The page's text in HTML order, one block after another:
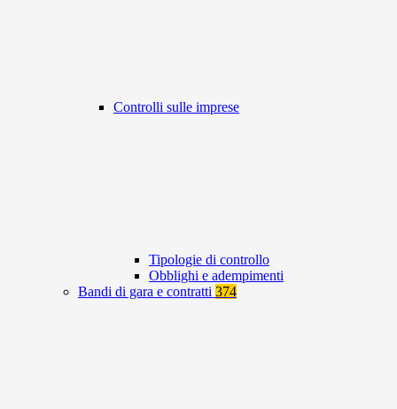
Controlli sulle imprese
Tipologie di controllo
Obblighi e adempimenti
Bandi di gara e contratti 374